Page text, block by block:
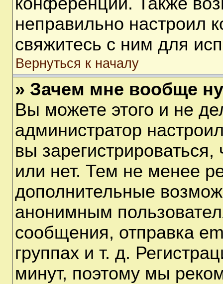
неправильно настроил
свяжитесь с ним для
Вернуться к началу
» Зачем мне вообще
Вы можете этого и не
администратор
вы
или нет. Тем не менее
дополнительные
анонимным
сообщения, отправка
группах и т. д.
минут, поэтому мы